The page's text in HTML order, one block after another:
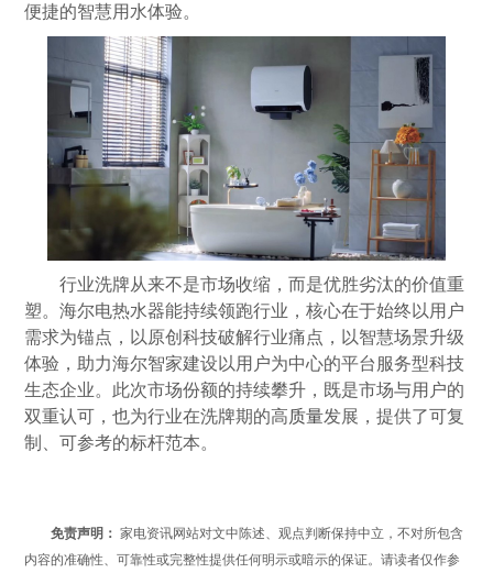
便捷的智慧用水体验。
行业洗牌从来不是市场收缩，而是优胜劣汰的价值重
塑。海尔电热水器能持续领跑行业，核心在于始终以用户
需求为锚点，以原创科技破解行业痛点，以智慧场景升级
体验，助力海尔智家建设以用户为中心的平台服务型科技
生态企业。此次市场份额的持续攀升，既是市场与用户的
双重认可，也为行业在洗牌期的高质量发展，提供了可复
制、可参考的标杆范本。
免责声明： 家电资讯网站对文中陈述、观点判断保持中立，不对所包含
内容的准确性、可靠性或完整性提供任何明示或暗示的保证。请读者仅作参